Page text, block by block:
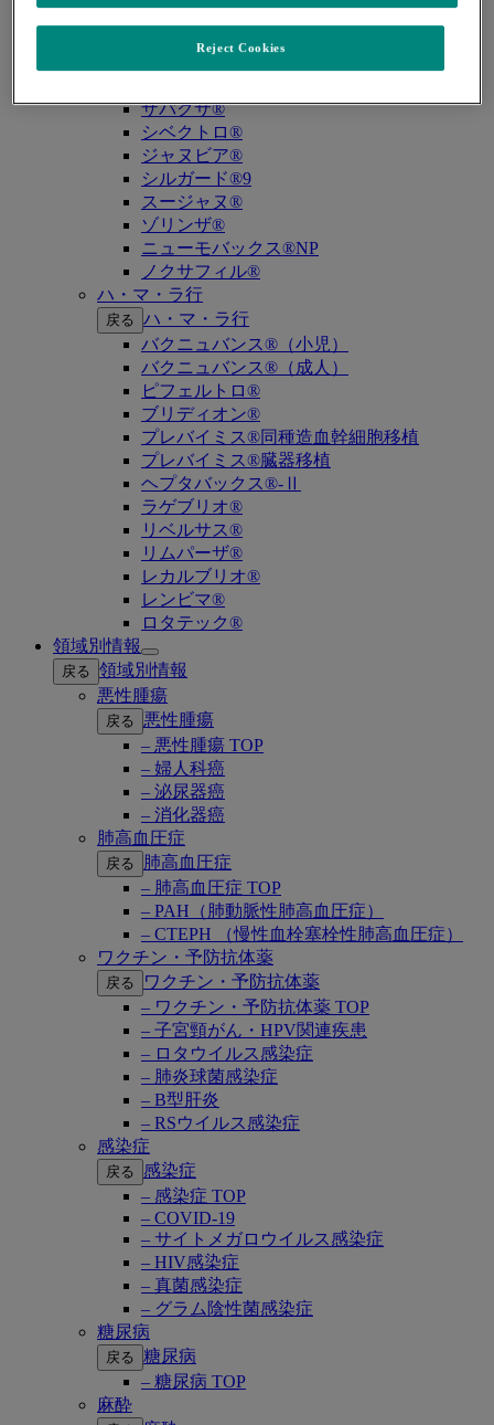
キャップバックス®
サ・タ・ナ行
ザバクサ®
シベクトロ®
ジャヌビア®
シルガード®9
スージャヌ®
ゾリンザ®
ニューモバックス®NP
ノクサフィル®
ハ・マ・ラ行
戻る ハ・マ・ラ行
バクニュバンス®（小児）
バクニュバンス®（成人）
ピフェルトロ®
ブリディオン®
プレバイミス®同種造血幹細胞移植
プレバイミス®臓器移植
ヘプタバックス®-Ⅱ
ラゲブリオ®
リベルサス®
リムパーザ®
レカルブリオ®
レンビマ®
ロタテック®
領域別情報
Open
submenu
戻る 領域別情報
悪性腫瘍
戻る
悪性腫瘍
– 悪性腫瘍 TOP
– 婦人科癌
– 泌尿器癌
– 消化器癌
肺高血圧症
戻る
肺高血圧症
– 肺高血圧症 TOP
– PAH（肺動脈性肺高血圧症）
– CTEPH （慢性血栓塞栓性肺高血圧症）
ワクチン・予防抗体薬
戻る
ワクチン・予防抗体薬
– ワクチン・予防抗体薬 TOP
– 子宮頸がん・HPV関連疾患
– ロタウイルス感染症
– 肺炎球菌感染症
– B型肝炎
– RSウイルス感染症
感染症
戻る
感染症
– 感染症 TOP
– COVID-19
– サイトメガロウイルス感染症
– HIV感染症
– 真菌感染症
– グラム陰性菌感染症
糖尿病
戻る 糖尿病
– 糖尿病 TOP
麻酔
Reject Cookies